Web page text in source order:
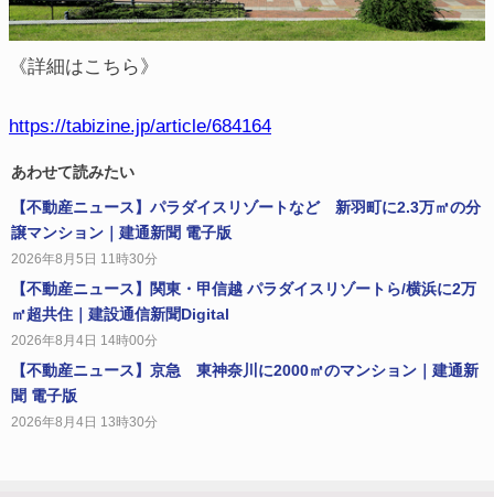
《詳細はこちら》
https://tabizine.jp/article/684164
あわせて読みたい
【不動産ニュース】パラダイスリゾートなど 新羽町に2.3万㎡の分
譲マンション｜建通新聞 電子版
2026年8月5日 11時30分
【不動産ニュース】関東・甲信越 パラダイスリゾートら/横浜に2万
㎡超共住｜建設通信新聞Digital
2026年8月4日 14時00分
【不動産ニュース】京急 東神奈川に2000㎡のマンション｜建通新
聞 電子版
2026年8月4日 13時30分